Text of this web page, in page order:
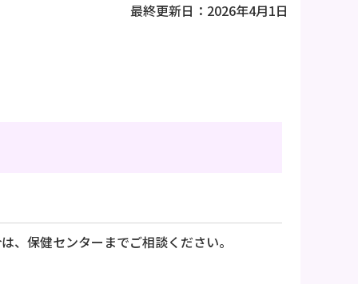
最終更新日：2026年4月1日
、保健センターまでご相談ください。